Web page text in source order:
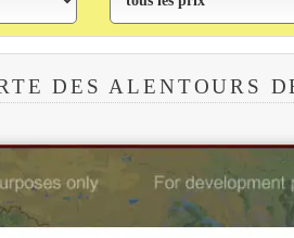
DES ALENTOURS